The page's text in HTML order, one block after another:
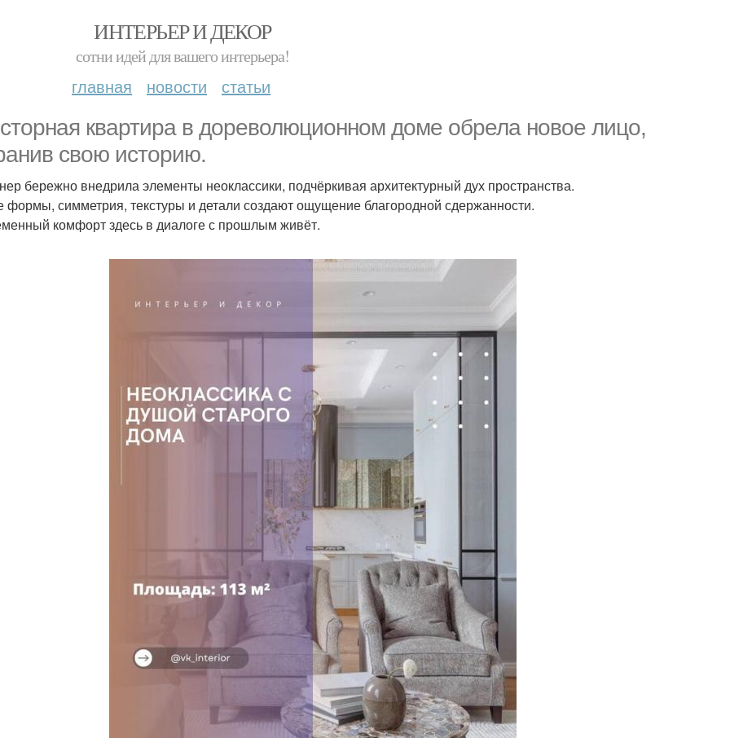
ИНТЕРЬЕР И ДЕКОР
сотни идей для вашего интерьера!
главная новости статьи
квартира в дореволюционном доме обрела новое лицо,
свою историю.
бережно внедрила элементы неоклассики, подчёркивая архитектурный дух пространства.
формы, симметрия, текстуры и детали создают ощущение благородной сдержанности.
комфорт здесь в диалоге с прошлым живёт.